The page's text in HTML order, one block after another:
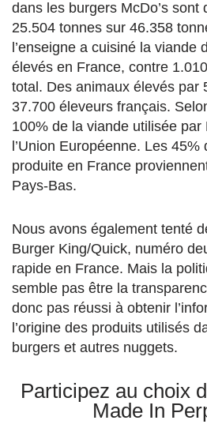
dans les burgers McDo’s sont
25.504 tonnes sur 46.358
l’enseigne a cuisiné la viande
élevés en France, contre
total. Des animaux élevés par
37.700 éleveurs français.
100% de la viande utilisée
l’Union Européenne. Les
produite en France
Pays-Bas.
Nous avons également tenté
Burger King/Quick, numéro
rapide en France. Mais la
semble pas être la
donc pas réussi à obtenir
l’origine des produits utilisés
burgers et autres nuggets.
Participez au choix
Made In